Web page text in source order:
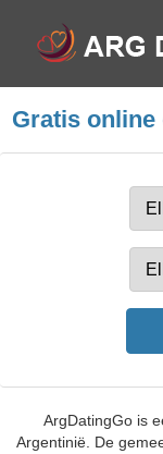
Gratis online
ArgDatingGo is
Argentinië. De